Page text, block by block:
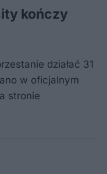
kończy
działać 31
w oficjalnym
stronie